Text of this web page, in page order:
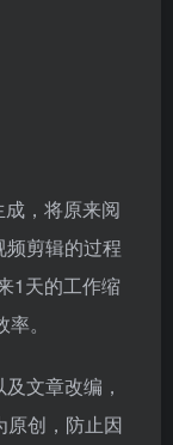
，将原来阅
剪辑的过程
1天的工作缩
。
文章改编，
原创，防止因